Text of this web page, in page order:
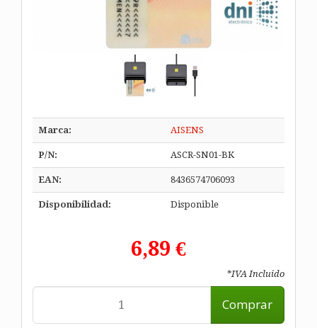
Marca: AISENS
P/N: ASCR-SN01-BK
EAN: 8436574706093
Disponibilidad: Disponible
6,89 €
*IVA Incluido
Comprar